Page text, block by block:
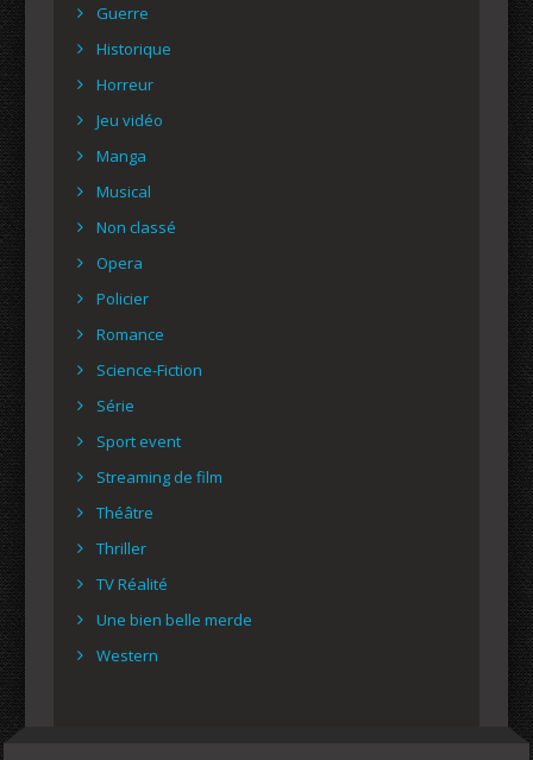
Guerre
Historique
Horreur
Jeu vidéo
Manga
Musical
Non classé
Opera
Policier
Romance
Science-Fiction
Série
Sport event
Streaming de film
Théâtre
Thriller
TV Réalité
Une bien belle merde
Western